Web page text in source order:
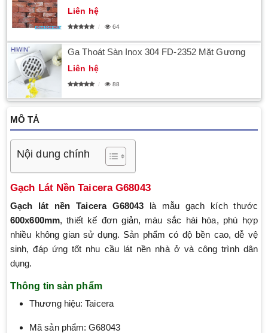
Liên hệ
64
Ga Thoát Sàn Inox 304 FD-2352 Mặt Gương
Liên hệ
88
MÔ TẢ
Nội dung chính
Gạch Lát Nền Taicera G68043
Gạch lát nền Taicera G68043 là mẫu gạch kích thước
600x600mm, thiết kế đơn giản, màu sắc hài hòa, phù hợp
nhiều không gian sử dụng. Sản phẩm có độ bền cao, dễ vệ
sinh, đáp ứng tốt nhu cầu lát nền nhà ở và công trình dân
dụng.
Thông tin sản phẩm
Thương hiệu: Taicera
Mã sản phẩm: G68043